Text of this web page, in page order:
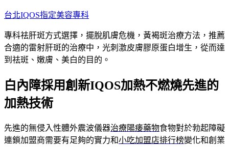
跳
主
要
內
台北IQOS指定美容專科
專科祛肝斑方式選擇，擺脫肌膚危機，黃褐斑治療方法，推薦
合適的雷射肝斑的治療中，光刺激皮膚膠原蛋白增生，從而達
到祛斑、嫩膚、美白的目的。
白內障採用創新IQOS加熱不燃燒先進的
加熱技術
先進的無侵入性體外震波儀器治療陽痿藥物食物對於勃起障礙
連鎖加盟商需要有足夠的實力和小吃加盟店排行榜變化和創業